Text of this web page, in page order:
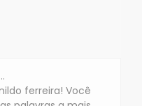
ferreira! Você